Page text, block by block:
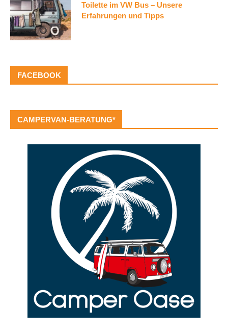
Toilette im VW Bus – Unsere
Erfahrungen und Tipps
FACEBOOK
CAMPERVAN-BERATUNG*